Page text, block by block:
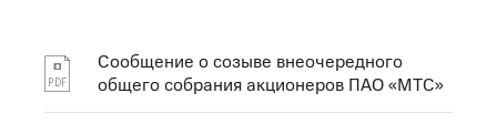
Сообщение о созыве внеочередного
общего собрания акционеров ПАО «МТС»